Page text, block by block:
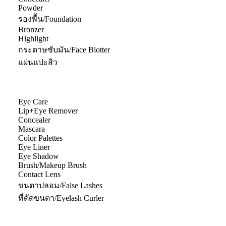
Powder
รองพื้น/Foundation
Bronzer
Highlight
กระดาษซับมัน/Face Blotter
แผ่นแปะสิว
Eye Care
Lip+Eye Remover
Concealer
Mascara
Color Palettes
Eye Liner
Eye Shadow
Brush/Makeup Brush
Contact Lens
ขนตาปลอม/False Lashes
ที่ดัดขนตา/Eyelash Curler